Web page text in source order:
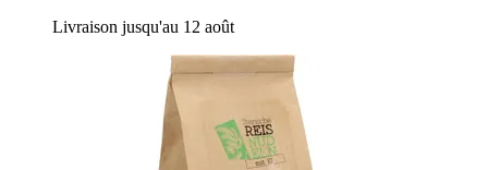
Livraison jusqu'au 12 août